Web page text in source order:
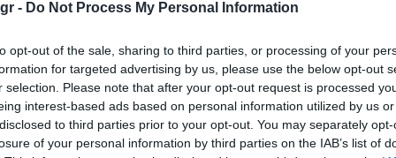
- Do Not Process My Personal Information
opt-out of the sale, sharing to third parties, or processing of your
for targeted advertising by us, please use the below opt-out
selection. Please note that after your opt-out request is processed
interest-based ads based on personal information utilized by us
to third parties prior to your opt-out. You may separately
of your personal information by third parties on the IAB’s list of
καταγράφει το αληθινό πνεύμα αισιοδοξίας,
η οποία αλλάζει τον κλάδο, όπως
ξεκίνησε αμέσως μετά την ανακοίνωση της
και των δύο εταιρειών ενεπλάκη εξ αρχής σε αυτή,